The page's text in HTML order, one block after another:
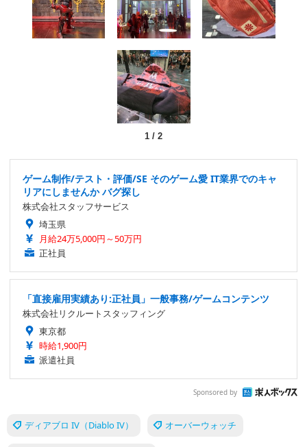
1/ 2
ゲーム制作/テスト・評価/SE そのゲーム愛 IT業界でのキャ
リアにしませんか バグ探し
株式会社スタッフサービス
埼玉県
月給24万5,000円～50万円
正社員
「直接雇用実績あり:正社員」一般事務/ゲームコンテンツ
株式会社リクルートスタッフィング
東京都
時給1,900円
派遣社員
Sponsored by
ディアブロ IV（Diablo IV） オーバーウォッチ